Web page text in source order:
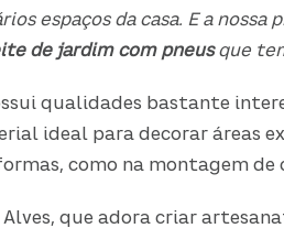
espaços da casa. E a
de jardim com pneusque
qualidades bastante
ideal para decorar áreas
como na montagem
Alves, que adora criar